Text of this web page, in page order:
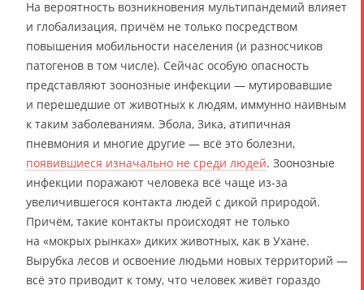
На вероятность возникновения мультипандемий влияет
и глобализация, причём не только посредством
повышения мобильности населения (и разносчиков
патогенов в том числе). Сейчас особую опасность
представляют зоонозные инфекции — мутировавшие
и перешедшие от животных к людям, иммунно наивным
к таким заболеваниям. Эбола, Зика, атипичная
пневмония и многие другие — всё это болезни,
появившиеся изначально не среди людей. Зоонозные
инфекции поражают человека всё чаще из-за
увеличившегося контакта людей с дикой природой.
Причём, такие контакты происходят не только
на «мокрых рынках» диких животных, как в Ухане.
Вырубка лесов и освоение людьми новых территорий —
всё это приводит к тому, что человек живёт гораздо